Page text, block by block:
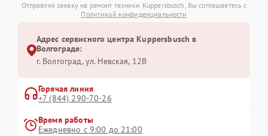
Отправляя заявку на ремонт техники Kuppersbusch, Вы соглашаетесь с
Политикой конфиденциальности
Адрес сервисного центра Kuppersbusch в
Волгограде:
г. Волгоград, ул. Невская, 12В
Горячая линия
+7 (844) 290-70-26
Время работы
Ежедневно с 9:00 до 21:00